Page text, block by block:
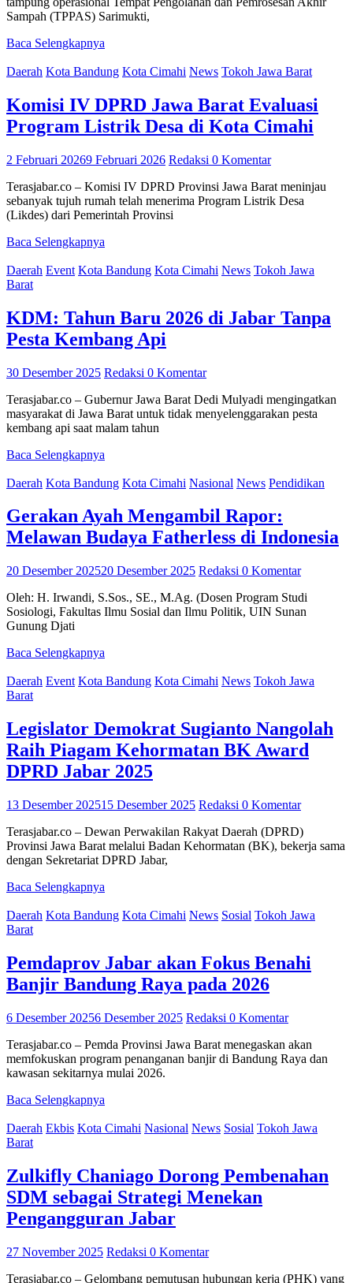
Sampah (TPPAS) Sarimukti,
Baca Selengkapnya
Daerah Kota Bandung Kota Cimahi News Tokoh Jawa Barat
Komisi IV DPRD Jawa Barat Evaluasi
Program Listrik Desa di Kota Cimahi
2 Februari 20269 Februari 2026 Redaksi 0 Komentar
Terasjabar.co – Komisi IV DPRD Provinsi Jawa Barat meninjau
sebanyak tujuh rumah telah menerima Program Listrik Desa
(Likdes) dari Pemerintah Provinsi
Baca Selengkapnya
Daerah Event Kota Bandung Kota Cimahi News Tokoh Jawa
Barat
KDM: Tahun Baru 2026 di Jabar Tanpa
Pesta Kembang Api
30 Desember 2025 Redaksi 0 Komentar
Terasjabar.co – Gubernur Jawa Barat Dedi Mulyadi mengingatkan
masyarakat di Jawa Barat untuk tidak menyelenggarakan pesta
kembang api saat malam tahun
Baca Selengkapnya
Daerah Kota Bandung Kota Cimahi Nasional News Pendidikan
Gerakan Ayah Mengambil Rapor:
Melawan Budaya Fatherless di Indonesia
20 Desember 202520 Desember 2025 Redaksi 0 Komentar
Oleh: H. Irwandi, S.Sos., SE., M.Ag. (Dosen Program Studi
Sosiologi, Fakultas Ilmu Sosial dan Ilmu Politik, UIN Sunan
Gunung Djati
Baca Selengkapnya
Daerah Event Kota Bandung Kota Cimahi News Tokoh Jawa
Barat
Legislator Demokrat Sugianto Nangolah
Raih Piagam Kehormatan BK Award
DPRD Jabar 2025
13 Desember 202515 Desember 2025 Redaksi 0 Komentar
Terasjabar.co – Dewan Perwakilan Rakyat Daerah (DPRD)
Provinsi Jawa Barat melalui Badan Kehormatan (BK), bekerja sama
dengan Sekretariat DPRD Jabar,
Baca Selengkapnya
Daerah Kota Bandung Kota Cimahi News Sosial Tokoh Jawa
Barat
Pemdaprov Jabar akan Fokus Benahi
Banjir Bandung Raya pada 2026
6 Desember 20256 Desember 2025 Redaksi 0 Komentar
Terasjabar.co – Pemda Provinsi Jawa Barat menegaskan akan
memfokuskan program penanganan banjir di Bandung Raya dan
kawasan sekitarnya mulai 2026.
Baca Selengkapnya
Daerah Ekbis Kota Cimahi Nasional News Sosial Tokoh Jawa
Barat
Zulkifly Chaniago Dorong Pembenahan
SDM sebagai Strategi Menekan
Pengangguran Jabar
27 November 2025 Redaksi 0 Komentar
Terasjabar.co – Gelombang pemutusan hubungan kerja (PHK) yang